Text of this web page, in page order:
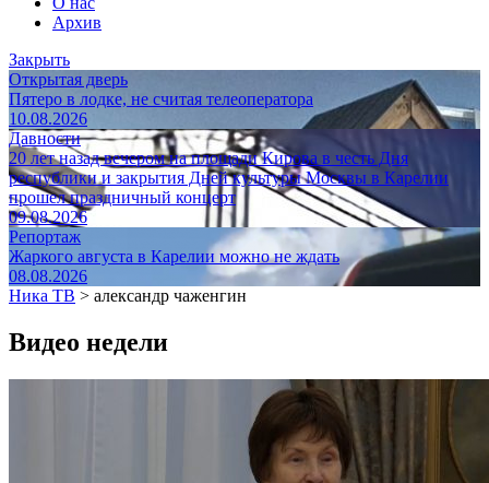
Архив
Закрыть
Открытая дверь
Пятеро в лодке, не считая телеоператора
10.08.2026
Давности
20 лет назад вечером на площади Кирова в честь Дня
республики и закрытия Дней культуры Москвы в Карелии
прошел праздничный концерт
09.08.2026
Репортаж
Жаркого августа в Карелии можно не ждать
08.08.2026
Ника ТВ > александр чаженгин
Видео недели